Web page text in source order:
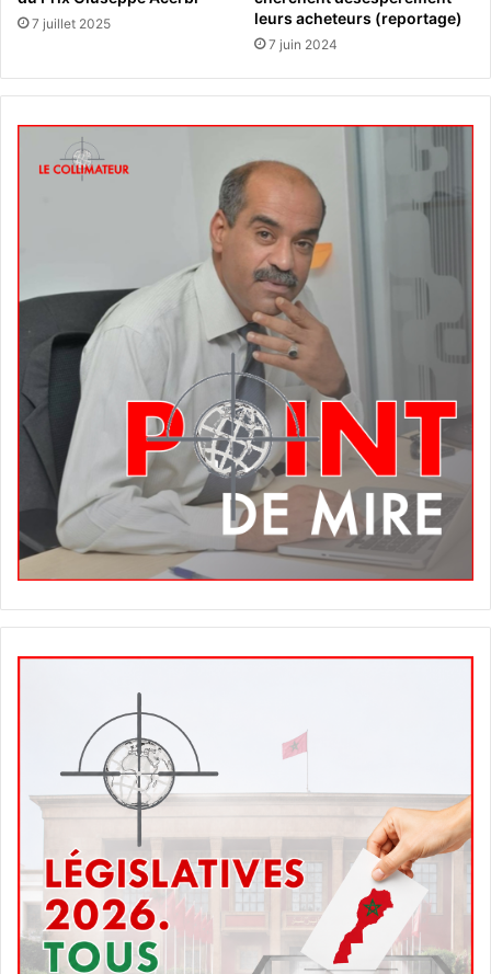
7 juillet 2025
leurs acheteurs (reportage)
7 juin 2024